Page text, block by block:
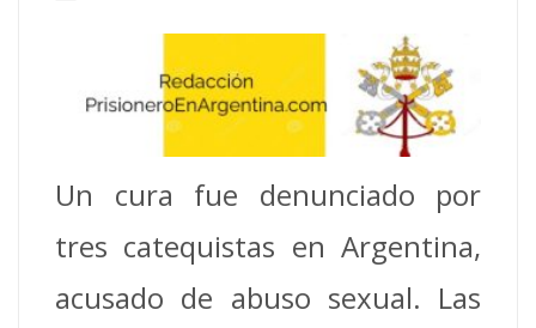
Un cura fue denunciado por
tres catequistas en Argentina,
acusado de abuso sexual. Las